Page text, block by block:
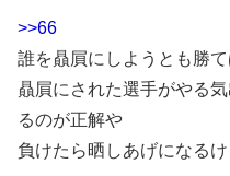
>>66
誰を贔屓にしようとも勝
贔屓にされた選手がやる
るのが正解や
負けたら晒しあげになる